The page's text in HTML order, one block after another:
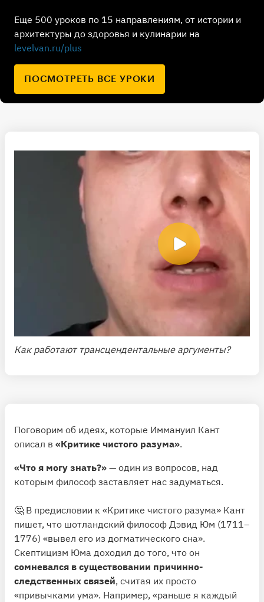
Еще 500 уроков по 15 направлениям, от истории и
архитектуры до здоровья и кулинарии на
levelvan.ru/plus
ПОСМОТРЕТЬ ВСЕ УРОКИ
Как работают трансцендентальные аргументы?
Поговорим об идеях, которые Иммануил Кант
описал в «Критике чистого разума».
«Что я могу знать?» — один из вопросов, над
которым философ заставляет нас задуматься.
🤔 В предисловии к «Критике чистого разума» Кант
пишет, что шотландский философ Дэвид Юм (1711–
1776) «вывел его из догматического сна».
Скептицизм Юма доходил до того, что он
сомневался в существовании причинно-
следственных связей, считая их просто
«привычками ума». Например, «раньше я каждый